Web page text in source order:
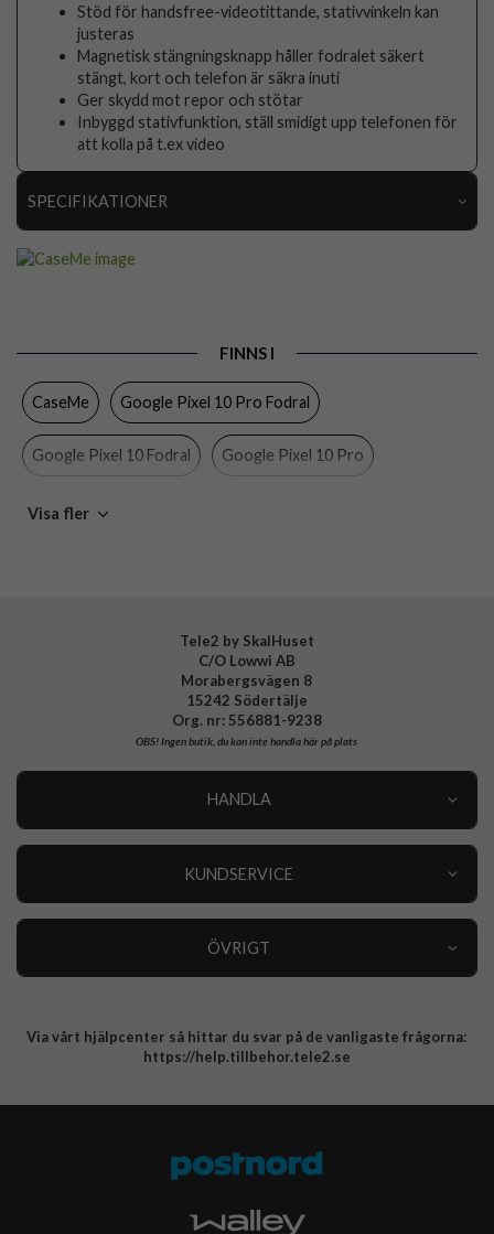
Stöd för handsfree-videotittande, stativvinkeln kan
justeras
Magnetisk stängningsknapp håller fodralet säkert
stängt, kort och telefon är säkra inuti
Ger skydd mot repor och stötar
Inbyggd stativfunktion, ställ smidigt upp telefonen för
att kolla på t.ex video
SPECIFIKATIONER
Egenskaper Dragkedja, Handrem, Kortfack, Stativfunktion
Färg
Material Konstläder, Mjukplast (TPU)
Varumärke
FINNS I
CaseMe Google Pixel 10 Pro Fodral
Google Pixel 10 Fodral Google Pixel 10 Pro
Google Pixel 10
Visa fler
Tele2 by SkalHuset
C/O Lowwi AB
Morabergsvägen 8
15242 Södertälje
Org. nr: 556881-9238
OBS!Ingen butik, du kan inte handla här på plats
HANDLA
KUNDSERVICE
ÖVRIGT
Integritetspolicy
Via vårt hjälpcenter så hittar du svar på de vanligaste frågorna:
https://help.tillbehor.tele2.se